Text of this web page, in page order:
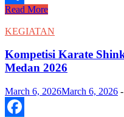
Share
Contact
WKO
Read More
KEGIATAN
Kompetisi Karate
Medan 2026
March 6, 2026March 6, 2026 -